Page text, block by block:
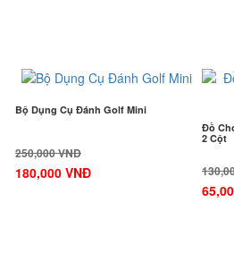
-28%
Bộ Dụng Cụ Đánh Golf Mini
250,000 VNĐ
180,000 VNĐ
Đồ
2 Cột